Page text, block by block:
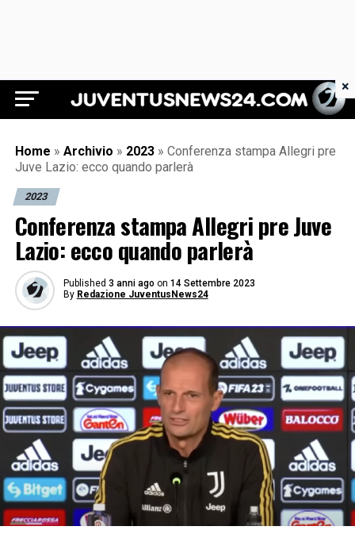
Juventus News 24
Home » Archivio » 2023 » Conferenza stampa Allegri pre
Juve Lazio: ecco quando parlerà
2023
Conferenza stampa Allegri pre Juve
Lazio: ecco quando parlerà
Published 3 anni ago on 14 Settembre 2023
By Redazione JuventusNews24
×